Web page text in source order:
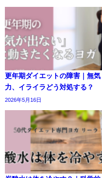
更年期ダイエットの障害｜無気
力、イライラどう対処する？
2026年5月16日